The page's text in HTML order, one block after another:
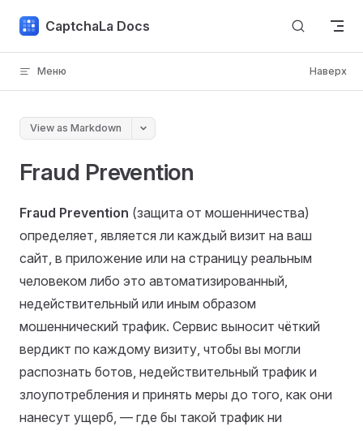
Skip to content
CaptchaLa Docs
Меню Наверх
View as Markdown
Fraud Prevention
Fraud Prevention (защита от мошенничества)
определяет, является ли каждый визит на ваш
сайт, в приложение или на страницу реальным
человеком либо это автоматизированный,
недействительный или иным образом
мошеннический трафик. Сервис выносит чёткий
вердикт по каждому визиту, чтобы вы могли
распознать ботов, недействительный трафик и
злоупотребления и принять меры до того, как они
нанесут ущерб, — где бы такой трафик ни